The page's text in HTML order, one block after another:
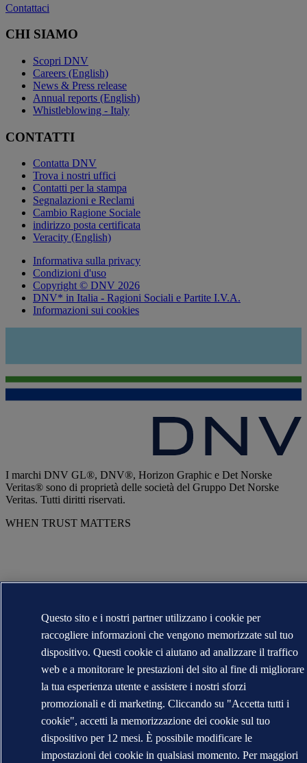
Contattaci
CHI SIAMO
Scopri DNV
Careers (English)
News & Press release
Annual reports (English)
Whistleblowing - Italy
CONTATTI
Contatta DNV
Trova i nostri uffici
Contatti per la stampa
Segnalazioni e Reclami
Cambio Ragione Sociale
indirizzo posta certificata
Veracity (English)
Informativa sulla privacy
Condizioni d'uso
Copyright © DNV 2026
DNV* in Italia - Ragioni Sociali e Partite I.V.A.
Informazioni sui cookies
I marchi DNV GL®, DNV®, Horizon Graphic e Det Norske
Veritas® sono di proprietà delle società del Gruppo Det Norske
Veritas. Tutti diritti riservati.
WHEN TRUST MATTERS
Questo sito e i nostri partner utilizzano i cookie per
raccogliere informazioni che vengono memorizzate sul tuo
dispositivo. Questi cookie ci aiutano ad analizzare il traffico
web e a monitorare le prestazioni del sito al fine di migliorare
la tua esperienza utente e assistere i nostri sforzi
promozionali e di marketing. Cliccando su "Accetta tutti i
cookie", accetti la memorizzazione dei cookie sul tuo
dispositivo per 12 mesi. È possibile modificare le
impostazioni dei cookie in qualsiasi momento. Per maggiori